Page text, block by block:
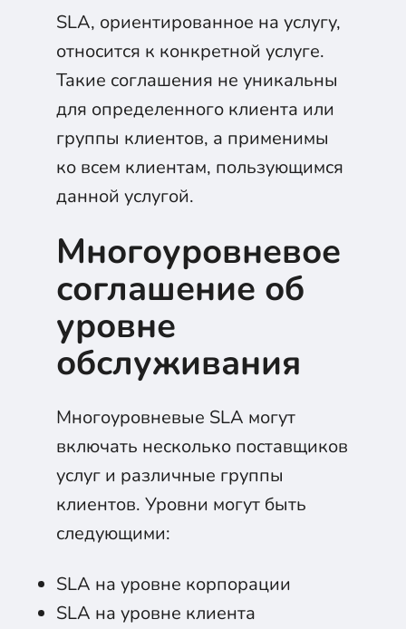
SLA, ориентированное на услугу,
относится к конкретной услуге.
Такие соглашения не уникальны
для определенного клиента или
группы клиентов, а применимы
ко всем клиентам, пользующимся
данной услугой.
Многоуровневое
соглашение об
уровне
обслуживания
Многоуровневые SLA могут
включать несколько поставщиков
услуг и различные группы
клиентов. Уровни могут быть
следующими:
SLA на уровне корпорации
SLA на уровне клиента